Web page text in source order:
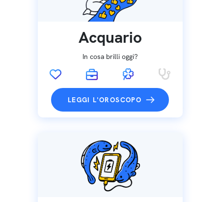
Acquario
In cosa brilli oggi?
LEGGI L'OROSCOPO